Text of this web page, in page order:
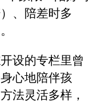
、陪差时多
设的专栏里曾
心地陪伴孩
法灵活多样，